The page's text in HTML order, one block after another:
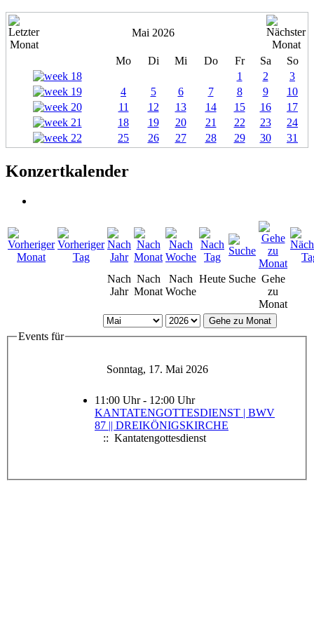
Mai 2026
Mo Di Mi Do Fr Sa
So
1
2
3
4
5 6 7 8 9
10
11
12 13 14 15 16
17
18
19 20 21 22 23
24
25
26 27 28 29 30 31
Konzertkalender
Nach
Jahr
Nach
Monat
Nach
Woche
Heute Suche Gehe
zu
Monat
Gehe zu Monat
Events für
Sonntag, 17. Mai 2026
11:00 Uhr - 12:00 Uhr
KANTATENGOTTESDIENST | BWV
87 || DREIKÖNIGSKIRCHE
:: Kantatengottesdienst